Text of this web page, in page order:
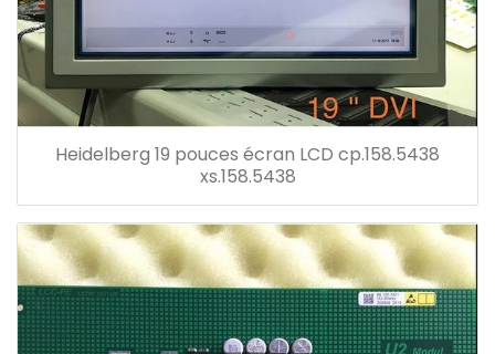
Heidelberg 19 pouces écran LCD cp.158.5438
xs.158.5438